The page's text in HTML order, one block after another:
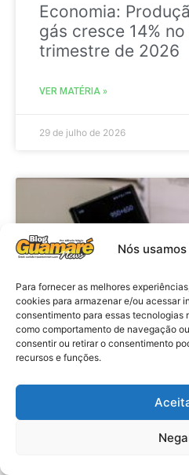
Nós
Para fornecer as melhores
cookies para armazenar e/ou acessar
consentimento para essas tecnologias
como comportamento de navegação
consentir ou retirar o consentimento
recursos e funções.
Economia:
gás cresce 14%
trimestre de 2026
VER MATÉRIA »
29 de julho de 2026
Economia: Prazo
Programa
prorrogado